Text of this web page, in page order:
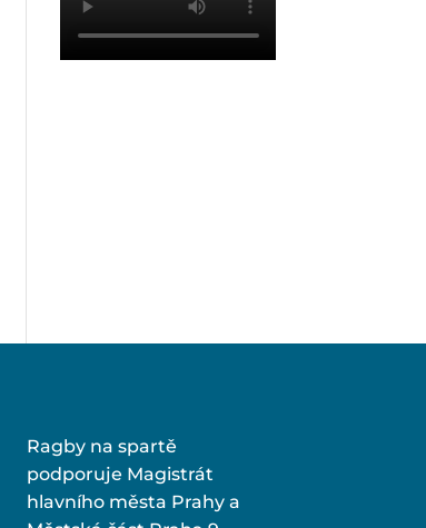
Ragby na spartě
podporuje Magistrát
hlavního města Prahy a